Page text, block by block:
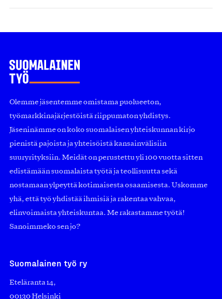
Olemme jäsentemme omistama puolueeton,
työmarkkinajärjestöistä riippumaton yhdistys.
Jäseninämme on koko suomalaisen yhteiskunnan kirjo
pienistä pajoista ja yhteisöistä kansainvälisiin
suuryrityksiin. Meidät on perustettu yli 100 vuotta sitten
edistämään suomalaista työtä ja teollisuutta sekä
nostamaan ylpeyttä kotimaisesta osaamisesta. Uskomme
yhä, että työ yhdistää ihmisiä ja rakentaa vahvaa,
elinvoimaista yhteiskuntaa. Me rakastamme työtä!
Sanoimmeko sen jo?
Suomalainen työ ry
Eteläranta 14,
00130 Helsinki